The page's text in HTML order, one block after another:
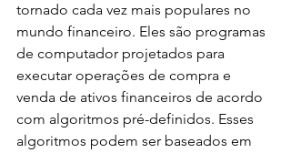
tornado cada vez mais populares no
mundo financeiro. Eles são programas
de computador projetados para
executar operações de compra e
venda de ativos financeiros de acordo
com algoritmos pré-definidos. Esses
algoritmos podem ser baseados em